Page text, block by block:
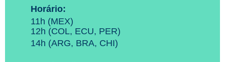
Horário:
11h (MEX)
12h (COL, ECU, PER)
14h (ARG, BRA, CHI)